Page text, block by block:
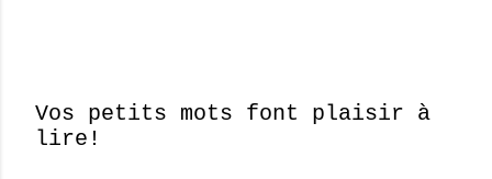
E
Vos petits mots font plaisir à
lire!